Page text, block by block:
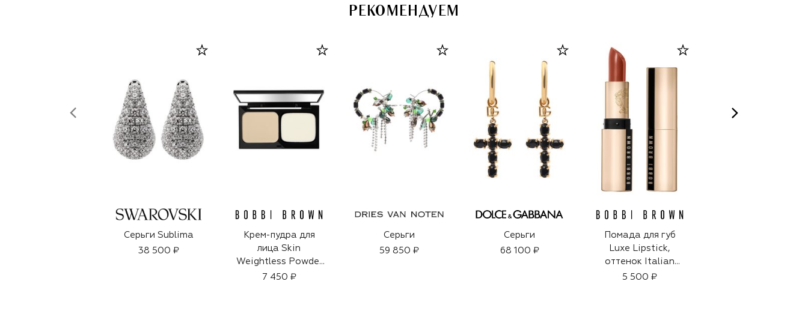
РЕКОМЕНДУЕМ
Серьги Sublima
38 500 ₽
Крем-пудра для
лица Skin
Weightless Powder
Foundation, Cool
7 450 ₽
Серьги
59 850 ₽
Серьги
68 100 ₽
Помада для губ
Luxe Lipstick,
оттенок Italian
Rose (3,5g)
5 500 ₽